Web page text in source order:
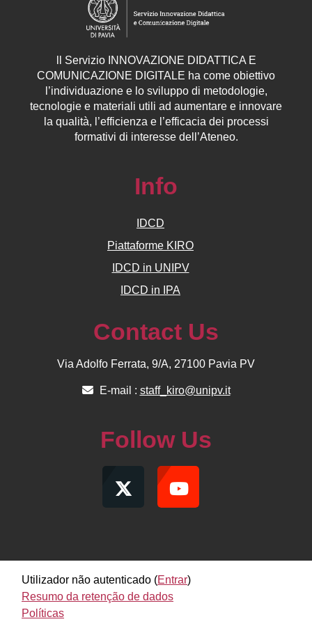
Servizio INNOVAZIONE DIDATTICA E
COMUNICAZIONE DIGITALE ha come obiettivo
l’individuazione e lo sviluppo di metodologie,
tecnologie e materiali utili ad aumentare e innovare
la qualità, l’efficienza e l’efficacia dei processi
formativi di interesse dell’Ateneo.
Info
IDCD
Piattaforme KIRO
IDCD in UNIPV
IDCD in IPA
Contact Us
Via Adolfo Ferrata, 9/A, 27100 Pavia PV
E-mail : staff_kiro@unipv.it
Follow Us
Utilizador não autenticado (Entrar)
Resumo da retenção de dados
Políticas